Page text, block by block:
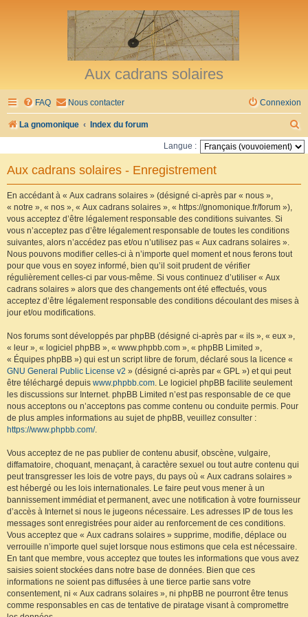
Aux cadrans solaires
FAQ Nous contacter Connexion
La gnomonique Index du forum
e
Langue :
Aux cadrans solaires - Enregistrement
En accédant à « Aux cadrans solaires » (désigné ci-après par « nous »,
« notre », « nos », « Aux cadrans solaires », « https://gnomonique.fr/forum »),
vous acceptez d’être légalement responsable des conditions suivantes. Si
vous n’acceptez pas d’être légalement responsable de toutes les conditions
suivantes, alors n’accédez pas et/ou n’utilisez pas « Aux cadrans solaires ».
Nous pouvons modifier celles-ci à n’importe quel moment et nous ferons tout
pour que vous en soyez informé, bien qu’il soit prudent de vérifier
régulièrement celles-ci par vous-même. Si vous continuez d’utiliser « Aux
cadrans solaires » alors que des changements ont été effectués, vous
acceptez d’être légalement responsable des conditions découlant des mises à
jour et/ou modifications.
Nos forums sont développés par phpBB (désigné ci-après par « ils », « eux »,
« leur », « logiciel phpBB », « www.phpbb.com », « phpBB Limited »,
« Équipes phpBB ») qui est un script libre de forum, déclaré sous la licence «
GNU General Public License v2 » (désigné ci-après par « GPL ») et qui peut
être téléchargé depuis www.phpbb.com. Le logiciel phpBB facilite seulement
les discussions sur Internet. phpBB Limited n’est pas responsable de ce que
nous acceptons ou n’acceptons pas comme contenu ou conduite permis. Pour
de plus amples informations au sujet de phpBB, veuillez consulter :
https://www.phpbb.com/.
Vous acceptez de ne pas publier de contenu abusif, obscène, vulgaire,
diffamatoire, choquant, menaçant, à caractère sexuel ou tout autre contenu qui
peut transgresser les lois de votre pays, du pays où « Aux cadrans solaires »
est hébergé ou les lois internationales. Le faire peut vous mener à un
bannissement immédiat et permanent, avec une notification à votre fournisseur
d’accès à Internet si nous le jugeons nécessaire. Les adresses IP de tous les
messages sont enregistrées pour aider au renforcement de ces conditions.
Vous acceptez que « Aux cadrans solaires » supprime, modifie, déplace ou
verrouille n’importe quel sujet lorsque nous estimons que cela est nécessaire.
En tant que membre, vous acceptez que toutes les informations que vous avez
saisies soient stockées dans notre base de données. Bien que ces
informations ne soient pas diffusées à une tierce partie sans votre
consentement, ni « Aux cadrans solaires », ni phpBB ne pourront être tenus
comme responsables en cas de tentative de piratage visant à compromettre